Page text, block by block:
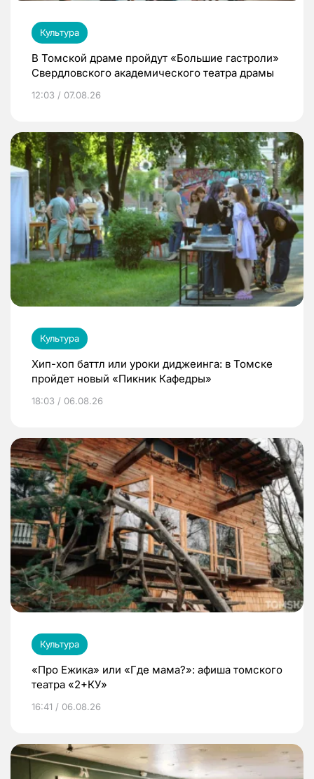
Культура
В Томской драме пройдут «Большие гастроли»
Свердловского академического театра драмы
12:03 / 07.08.26
Культура
Хип-хоп баттл или уроки диджеинга: в Томске
пройдет новый «Пикник Кафедры»
18:03 / 06.08.26
Культура
«Про Ежика» или «Где мама?»: афиша томского
театра «2+КУ»
16:41 / 06.08.26